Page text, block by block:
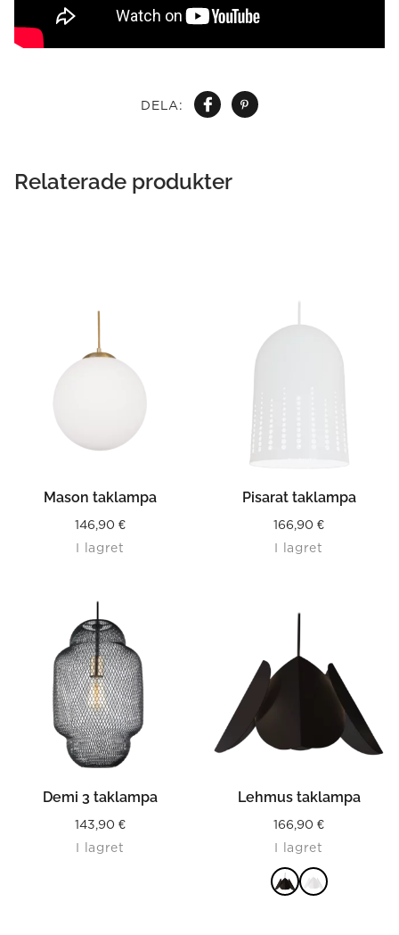
DELA:
Relaterade produkter
Mason taklampa
146,90 €
I lagret
Pisarat taklampa
166,90 €
I lagret
Demi 3 taklampa
143,90 €
I lagret
Lehmus taklampa
166,90 €
I lagret